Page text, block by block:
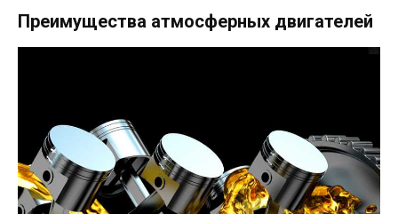
Преимущества атмосферных двигателей